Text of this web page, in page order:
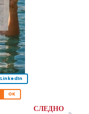
LinkedIn
OK
СЛЕДНО